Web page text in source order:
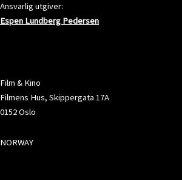
Ansvarlig utgiver:
Espen Lundberg Pedersen
Film & Kino
Filmens Hus, Skippergata 17A
0152 Oslo
NORWAY